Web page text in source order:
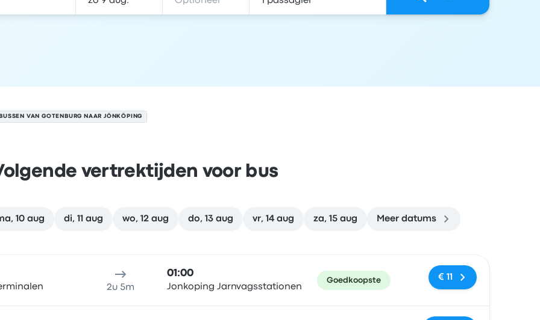
BUSSEN VAN GOTENBURG NAAR JÖNKÖPING
vertrektijden voor bus
10 aug di, 11 aug wo, 12 aug do, 13 aug vr, 14 aug za, 15 aug Meer datums
2u 5m
01:00
Jonkoping Jarnvagsstationen
Goedkoopste € 11